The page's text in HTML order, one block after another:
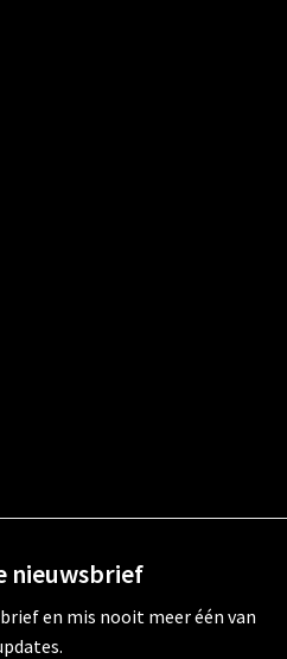
nieuwsbrief
en mis nooit meer één van